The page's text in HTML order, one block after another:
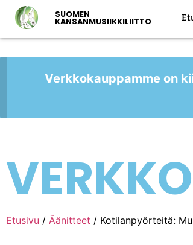
SUOMEN
KANSANMUSIIKKILIITTO
Verkkokauppamme on
Etusivu / Äänitteet / Kotilanpyörteitä: